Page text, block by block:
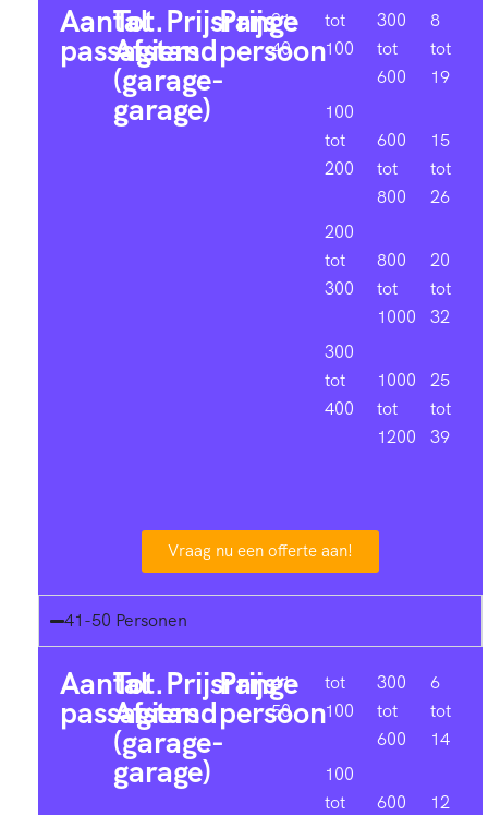
Aantal
passagiers
Tot.
Afstand
(garage-
garage)
Prijsrange
Prijs
persoon
31-
40
tot
100
100
tot
200
200
tot
300
300
tot
400
300
tot
600
600
tot
800
800
tot
1000
1000
tot
1200
8
tot
19
15
tot
26
20
tot
32
25
tot
39
Vraag nu een offerte aan!
41-50 Personen
Aantal
passagiers
Tot.
Afstand
(garage-
garage)
Prijsrange
Prijs
persoon
41-
50
tot
100
100
tot
300
tot
600
600
6
tot
14
12